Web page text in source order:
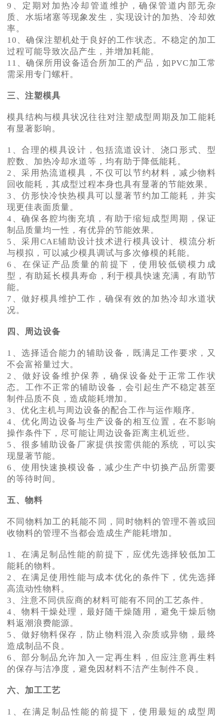
9、定期对加热冷却管道维护，确保管道内部无杂
质、水垢堵塞等现象发生，实现设计的加热、冷却效
率。
10、确保注塑机处于良好的工作状态。不稳定的加工
过程可能导致次品产生，并增加耗能。
11、确保所用设备适合所加工的产品，如PVC加工常
需采用专门螺杆。
三、注塑模具
模具结构与模具状况往往对注塑成型周期及加工能耗
有显著影响。
1、合理的模具设计，包括流道设计、浇口形式、型
腔数、加热冷却水道等，均有助于降低能耗。
2、采用热流道模具，不仅可以节约材料，减少物料
回收能耗，其成型过程本身也具有显著的节能效果。
3、仿形快冷快热模具可以显著节约加工能耗，并实
现更佳表面质量。
4、确保各腔均衡充填，有助于缩短成型周期，保证
制品质量均一性，有优异的节能效果。
5、采用CAE辅助设计技术进行模具设计、模流分析
与模拟，可以减少模具调试与多次修模的耗能。
6、在保证产品质量的前提下，使用较低锁模力成
型，有助延长模具寿命，利于模具快速充满，有助节
能。
7、做好模具维护工作，确保有效的加热冷却水道状
况。
四、周边设备
1、选择适合能力的辅助设备，既满足工作要求，又
不会富裕量过大。
2、做好设备维护保养，确保设备处于正常工作状
态。工作不正常的辅助设备，会引起生产不稳定甚至
制件品质不良，造成能耗增加。
3、优化主机与周边设备的配合工作与运作顺序。
4、优化周边设备与生产设备的相互位置，在不影响
操作条件下，尽可能让周边设备距离主机近些。
5、很多辅助设备厂家提供按需供能的系统，可以实
现显著节能。
6、使用快速换模设备，减少生产中切换产品所需要
的等待时间。
五、物料
不同物料加工的耗能不同，同时物料的管理不善或回
收物料的管理不当都会造成生产能耗增加。
1、在满足制品性能的前提下，应优先选择较低加工
能耗的物料。
2、在满足使用性能与成本优化的条件下，优先选择
高流动性物料。
3、注意不同供应商的材料可能有不同的工艺条件。
4、物料干燥处理，最好随干燥随用，避免干燥后物
料返潮浪费能源。
5、做好物料保存，防止物料混入杂质或异物，最终
造成制品不良。
6、部分制品允许加入一定再生料，但应注意再生料
的保存与洁净度，避免因材料不洁产生制件不良。
六、加工工艺
1、在满足制品性能的前提下，使用最短的成型周